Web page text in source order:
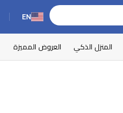
EN
المنزل الذكي العروض المميزة